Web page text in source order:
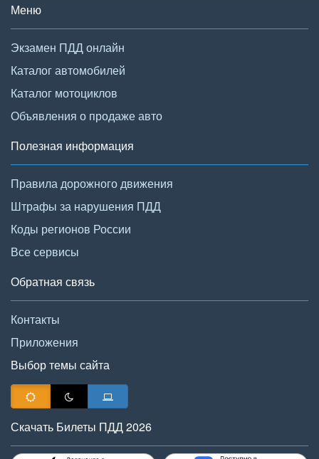
Меню
Экзамен ПДД онлайн
Каталог автомобилей
Каталог мотоциклов
Объявления о продаже авто
Полезная информация
Правила дорожного движения
Штрафы за нарушения ПДД
Коды регионов России
Все сервисы
Обратная связь
Контакты
Приложения
Выбор темы сайта
Скачать Билеты ПДД 2026